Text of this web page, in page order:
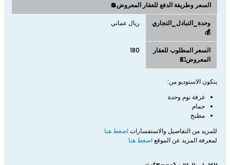
السعر وطريفة الدفع للعقار المعروض💲
وحدة_التبادل_التجاري
💰
ريال عماني
السعر المطلوب للعقار
المعروض💵
180
يتكون الاستوديو من:
غرفة نوم وحدة
حمام
مطبخ
للمزيد من التفاصيل والاستفساراتاضغط هنا
لمعرفة المزيد عن الموقعاضغط هنا